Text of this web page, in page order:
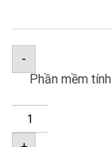
-
Phần mềm